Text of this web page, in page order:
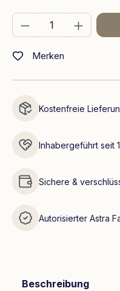
Produkt
Merken
Kostenfreie
Inhabergeführt seit
Sichere &
Autorisierter Astra
Beschreibung